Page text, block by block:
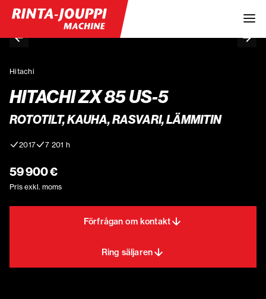
Hitachi
HITACHI ZX 85 US-5
ROTOTILT, KAUHA, RASVARI, LÄMMITIN
2017 7 201 h
59 900 €
Pris exkl. moms
Förfrågan om kontakt
Ring säljaren